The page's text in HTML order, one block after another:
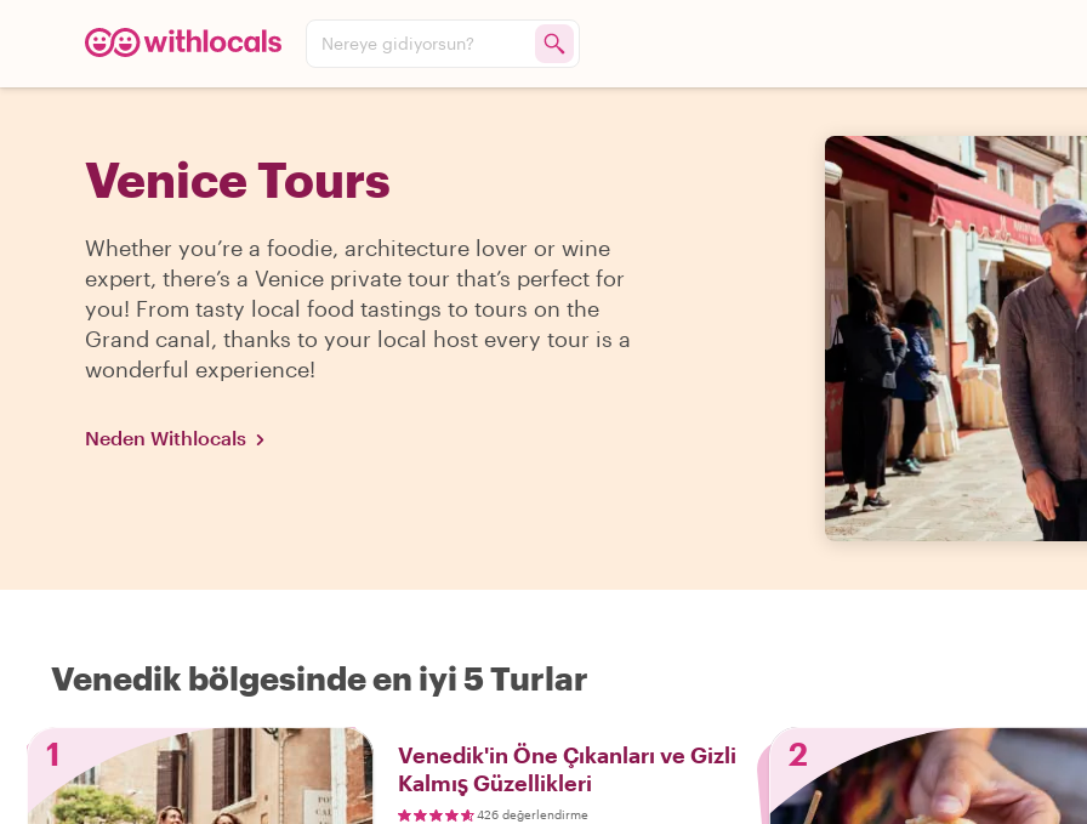
Nereye gidiyorsun?
Venice Tours
Whether you’re a foodie, architecture lover or wine
expert, there’s a Venice private tour that’s perfect for
you! From tasty local food tastings to tours on the
Grand canal, thanks to your local host every tour is a
wonderful experience!
Neden Withlocals
Venedik bölgesinde en iyi 5 Turlar
1
Venedik'in Öne Çıkanları ve Gizli
Kalmış Güzellikleri
426 değerlendirme
2